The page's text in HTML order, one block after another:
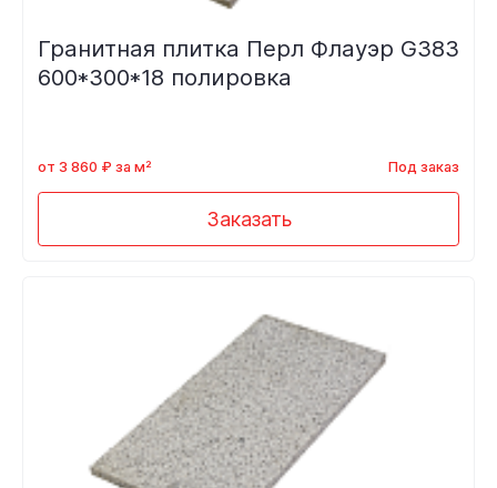
Гранитная плитка Перл Флауэр G383
600*300*18 полировка
от 3 860 ₽ за м² Под заказ
Заказать